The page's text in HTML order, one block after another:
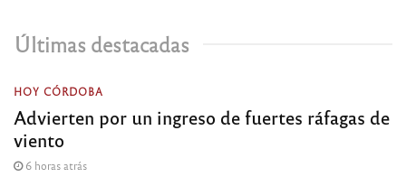
Últimas destacadas
HOY CÓRDOBA
Advierten por un ingreso de fuertes ráfagas de
viento
6 horas atrás